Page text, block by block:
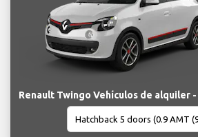
Renault Twingo Vehículos de alquiler